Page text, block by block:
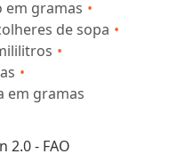
em gramas
de sopa
em gramas
2.0 - FAO